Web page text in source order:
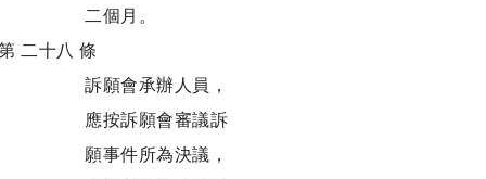
二個月。
二十八 條
訴願會承辦人員，
應按訴願會審議訴
願事件所為決議，